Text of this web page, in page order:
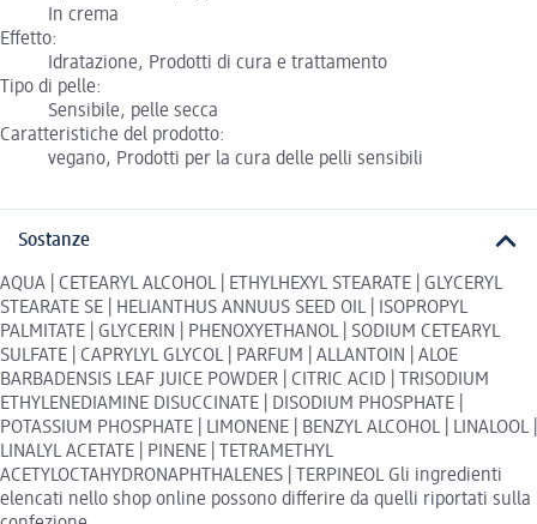
In crema
Effetto:
Idratazione, Prodotti di cura e trattamento
Tipo di pelle:
Sensibile, pelle secca
Caratteristiche del prodotto:
vegano, Prodotti per la cura delle pelli sensibili
Sostanze
AQUA | CETEARYL ALCOHOL | ETHYLHEXYL STEARATE | GLYCERYL
STEARATE SE | HELIANTHUS ANNUUS SEED OIL | ISOPROPYL
PALMITATE | GLYCERIN | PHENOXYETHANOL | SODIUM CETEARYL
SULFATE | CAPRYLYL GLYCOL | PARFUM | ALLANTOIN | ALOE
BARBADENSIS LEAF JUICE POWDER | CITRIC ACID | TRISODIUM
ETHYLENEDIAMINE DISUCCINATE | DISODIUM PHOSPHATE |
POTASSIUM PHOSPHATE | LIMONENE | BENZYL ALCOHOL | LINALOOL |
LINALYL ACETATE | PINENE | TETRAMETHYL
ACETYLOCTAHYDRONAPHTHALENES | TERPINEOL Gli ingredienti
elencati nello shop online possono differire da quelli riportati sulla